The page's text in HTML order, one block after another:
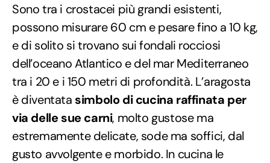
Sono tra i crostacei più grandi esistenti,
possono misurare 60 cm e pesare fino a 10 kg,
e di solito si trovano sui fondali rocciosi
dell’oceano Atlantico e del mar Mediterraneo
tra i 20 e i 150 metri di profondità. L’aragosta
è diventata simbolo di cucina raffinata per
via delle sue carni, molto gustose ma
estremamente delicate, sode ma soffici, dal
gusto avvolgente e morbido. In cucina le